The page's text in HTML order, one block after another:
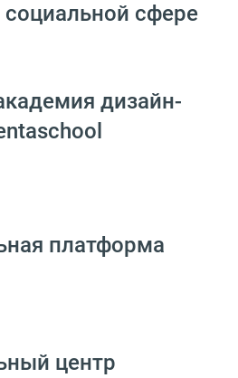
социальной сфере
дизайн-
платформа
центр